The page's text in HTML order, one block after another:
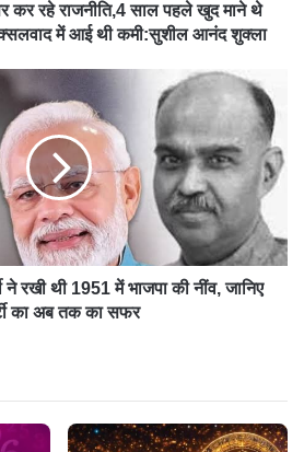
कर रहे राजनीति,4 साल पहले खुद माने थे
में आई थी कमी:सुशील आनंद शुक्ला
ने रखी थी 1951 में भाजपा की नींव, जानिए
का अब तक का सफर